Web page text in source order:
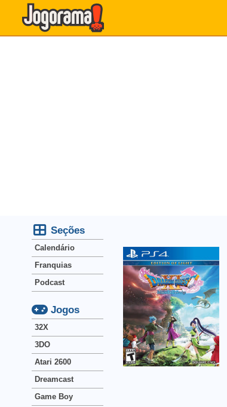
Seções
Calendário
Franquias
Podcast
Jogos
32X
3DO
Atari 2600
Dreamcast
Game Boy